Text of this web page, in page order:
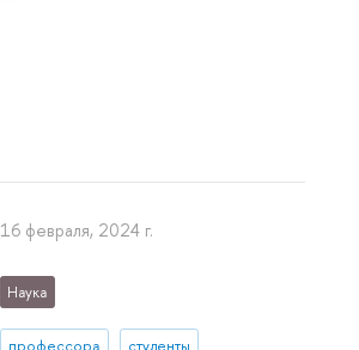
16 февраля, 2024 г.
Наука
профессора студенты